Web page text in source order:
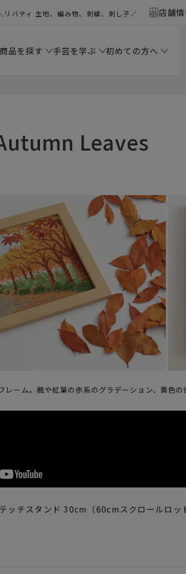
リバティ 生地、編み物、刺繍、刺し子／ 店舗
商品を探す 手芸を学ぶ 初めての方へ
Leaves
ーム。楓や紅葉の赤系のグラデーション、黄色の
ッチスタンド 30cm（60cmスクロールロッ